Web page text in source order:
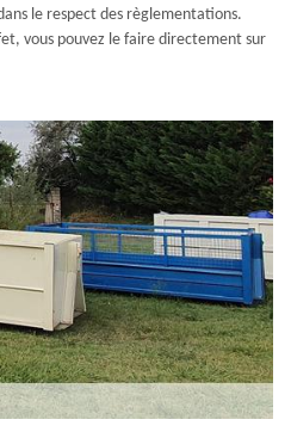
le respect des règlementations.
vous pouvez le faire directement sur